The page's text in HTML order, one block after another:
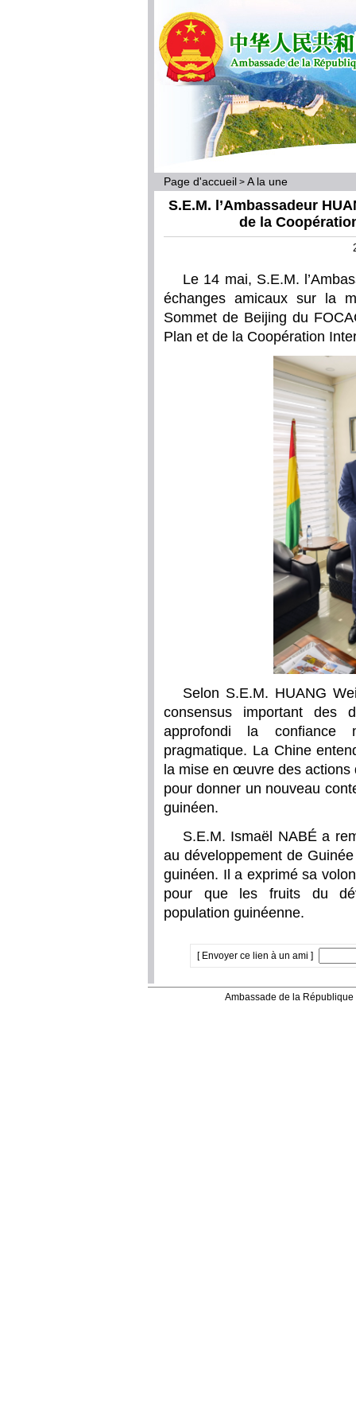
Page d'accueil > A la une
S.E.M. l’Ambassadeur
de la
Le 14 mai, S.E.M.
échanges amicaux sur la
Sommet de Beijing du
Plan et de la Coopération
Selon S.E.M. HUANG
consensus important des
approfondi la confiance
pragmatique. La Chine
la mise en œuvre des
pour donner un nouveau
guinéen.
S.E.M. Ismaël NABÉ a
au développement de
guinéen. Il a exprimé sa
pour que les fruits du
population guinéenne.
[ Envoyer ce lien à un ami ]
Ambassade de la